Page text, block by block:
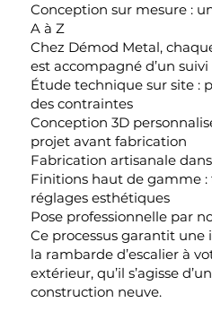
Conception sur mesure :
A à Z
Chez Démod Metal,
est accompagné d’un
Étude technique sur site :
des contraintes
Conception 3D
projet avant fabrication
Fabrication artisanale
Finitions haut de gamme
réglages esthétiques
Pose professionnelle par
Ce processus garantit
la rambarde d’escalier à
extérieur, qu’il s’agisse
construction neuve.